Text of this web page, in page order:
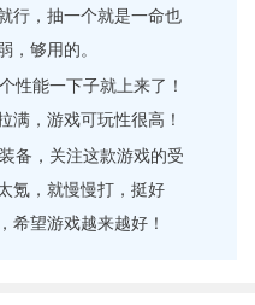
行，抽一个就是一命也
够用的。
性能一下子就上来了！
满，游戏可玩性很高！
备，关注这款游戏的受
氪，就慢慢打，挺好
希望游戏越来越好！